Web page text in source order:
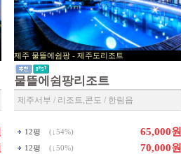
제주 물뜰에쉼팡 - 제주도리조트
▶ 제주리조트 예약센타 ◀
물뜰에쉼팡리조트
제주서부 / 리조트,콘도 / 한림읍
12평 (↓ 54%) 65,000원
12평 (↓ 50%) 70,000원